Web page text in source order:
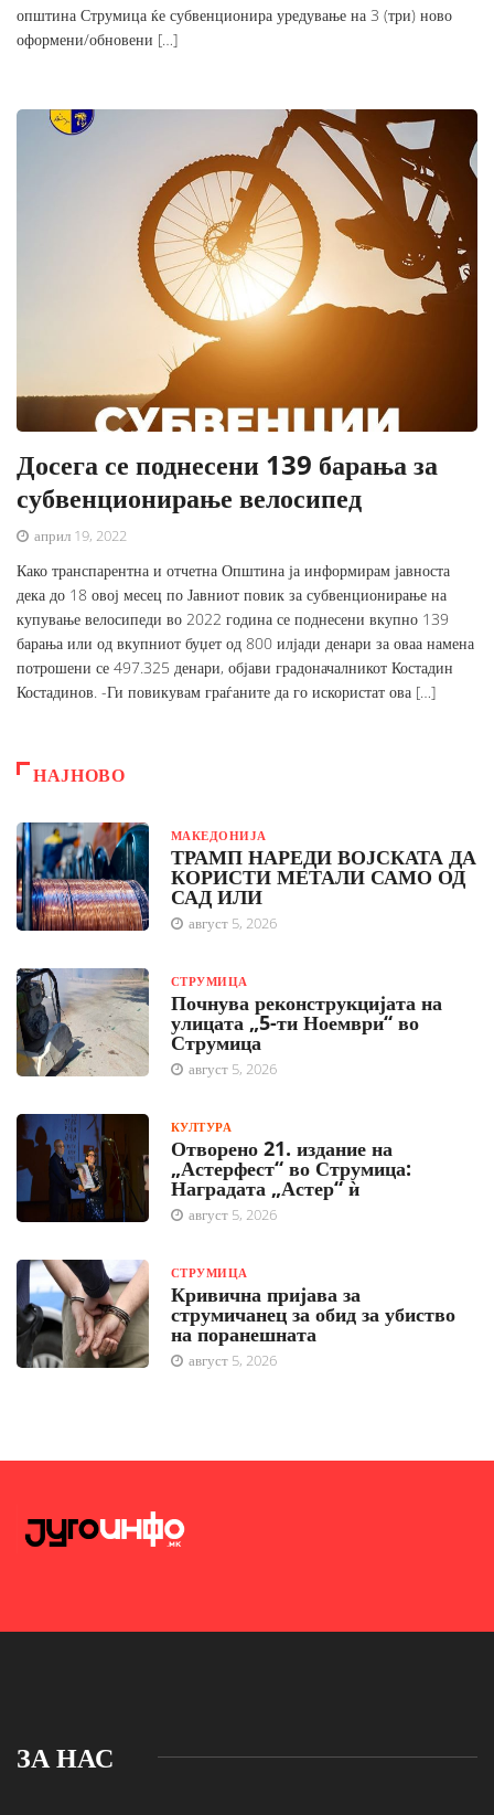
општина Струмица ќе субвенционира уредување на 3 (три) ново
оформени/обновени […]
Досега се поднесени 139 барања за
субвенционирање велосипед
април 19, 2022
Како транспарентна и отчетна Општина ја информирам јавноста
дека до 18 овој месец по Јавниот повик за субвенционирање на
купување велосипеди во 2022 година се поднесени вкупно 139
барања или од вкупниот буџет од 800 илјади денари за оваа намена
потрошени се 497.325 денари, објави градоначалникот Костадин
Костадинов. -Ги повикувам граѓаните да го искористат ова […]
НАЈНОВО
МАКЕДОНИЈА
ТРАМП НАРЕДИ ВОЈСКАТА ДА
КОРИСТИ МЕТАЛИ САМО ОД
САД ИЛИ
август 5, 2026
СТРУМИЦА
Почнува реконструкцијата на
улицата „5-ти Ноември“ во
Струмица
август 5, 2026
КУЛТУРА
Отворено 21. издание на
„Астерфест“ во Струмица:
Наградата „Астер“ ѝ
август 5, 2026
СТРУМИЦА
Кривична пријава за
струмичанец за обид за убиство
на поранешната
август 5, 2026
ЗА НАС